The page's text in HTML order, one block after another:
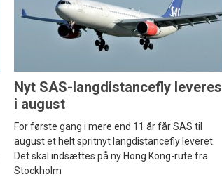
Nyt SAS-langdistancefly leveres
i august
For første gang i mere end 11 år får SAS til
august et helt spritnyt langdistancefly leveret.
Det skal indsættes på ny Hong Kong-rute fra
Stockholm